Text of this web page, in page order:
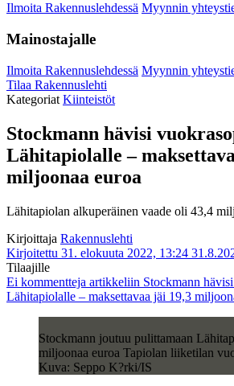
Ilmoita Rakennuslehdessä Myynnin
Mainostajalle
Ilmoita Rakennuslehdessä Myynnin
Tilaa Rakennuslehti
Kategoriat Kiinteistöt
Stockmann hävisi
Lähitapiolalle –
miljoonaa euroa
Lähitapiolan alkuperäinen vaade oli 43,4
Kirjoittaja Rakennuslehti
Kirjoitettu 31. elokuuta 2022, 13:24
Tilaajille
Ei kommentteja artikkeliin Stockmann
Lähitapiolalle – maksettavaa jäi 19,3
Stockmann joutuu pulittamaan
miljoonaa euroa Tapiolan liiketilan
Kuva: Seppo K?rki/IS